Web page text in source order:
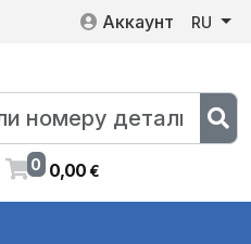
Аккаунт RU
0 0,00€